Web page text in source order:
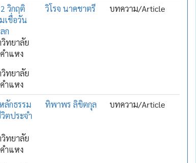
วิกฤติ
เชื่อวัน
ก
ทยาลัย
ำแหง
ทยาลัย
ำแหง
วิโรจ นาคชาตรี บทความ/Article
ลักธรรม
ตประจำ
ทยาลัย
ำแหง
ทิพาพร ลิขิตกุล บทความ/Article